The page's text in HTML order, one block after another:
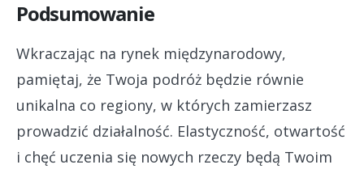
Podsumowanie
Wkraczając na rynek międzynarodowy,
pamiętaj, że Twoja podróż będzie równie
unikalna co regiony, w których zamierzasz
prowadzić działalność. Elastyczność, otwartość
i chęć uczenia się nowych rzeczy będą Twoim